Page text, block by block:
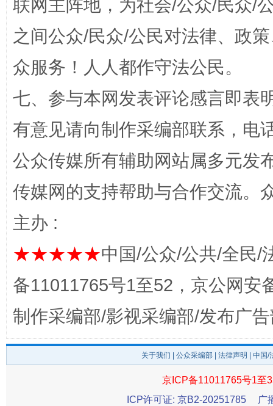
完善运行机制助力责任有效落实 一纸欠
东山县通报“牛蛙产品抗生素超标问题” 法
联网主阵地，为社会/公众/民众/
之间公众/民众/公民对法律、政
众服务！人人都作守法公民。
七、参与本网发表评论感言即表
有意见请向制作采编部联系，电
公众传媒所有辅助网站属多元发
传媒网的支持帮助与合作交流。
主办 :
★★★★★中国/公众/公共/全民/
备11011765号1至52，京公网安
制作采编部/影视采编部/发布广
关于我们 公众采编部 法律声明 | 中国
京ICP备11011765号1至
ICP许可证: 京B2-20251785
广